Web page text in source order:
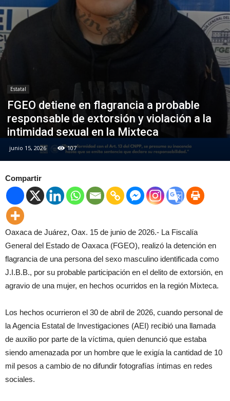
Estatal
FGEO detiene en flagrancia a probable
responsable de extorsión y violación a la
intimidad sexual en la Mixteca
junio 15, 2026 107
Compartir
Oaxaca de Juárez, Oax. 15 de junio de 2026.- La Fiscalía
General del Estado de Oaxaca (FGEO), realizó la detención en
flagrancia de una persona del sexo masculino identificada como
J.I.B.B., por su probable participación en el delito de extorsión, en
agravio de una mujer, en hechos ocurridos en la región Mixteca.
Los hechos ocurrieron el 30 de abril de 2026, cuando personal de
la Agencia Estatal de Investigaciones (AEI) recibió una llamada
de auxilio por parte de la víctima, quien denunció que estaba
siendo amenazada por un hombre que le exigía la cantidad de 10
mil pesos a cambio de no difundir fotografías íntimas en redes
sociales.